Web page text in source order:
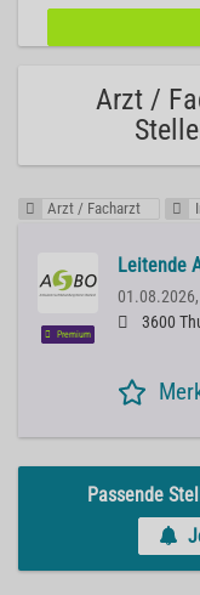
Arzt /
Arzt / Facharzt
Premium
Leitende
01.08.2026,
3600
Passende